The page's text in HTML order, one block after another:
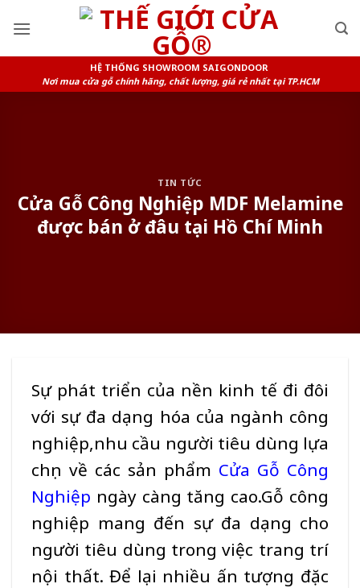
HỆ THỐNG SHOWROOM SAIGONDOOR
Nơi mua cửa gỗ chính hãng, chất lượng, giá rẻ nhất tại TP.HCM
TIN TỨC
Cửa Gỗ Công Nghiệp MDF Melamine
được bán ở đâu tại Hồ Chí Minh
Sự phát triển của nền kinh tế đi đôi
với sự đa dạng hóa của ngành công
nghiệp,nhu cầu người tiêu dùng lựa
chọn về các sản phẩm Cửa Gỗ Công
Nghiệp ngày càng tăng cao.Gỗ công
nghiệp mang đến sự đa dạng cho
người tiêu dùng trong việc trang trí
nội thất. Để lại nhiều ấn tượng đặc